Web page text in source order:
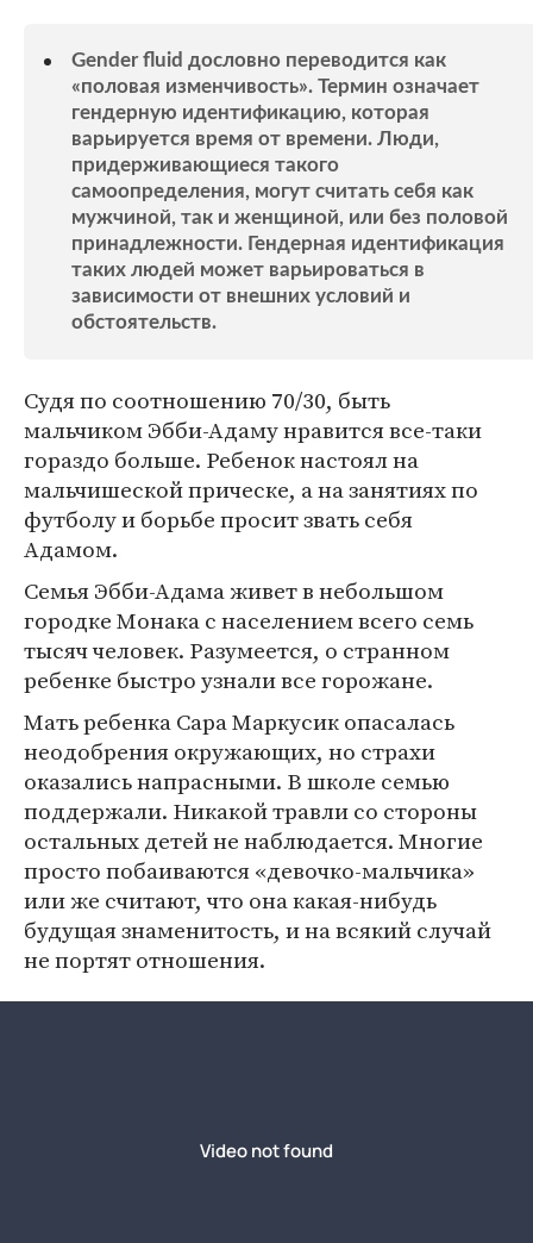
Gender fluid дословно переводится как
«половая изменчивость». Термин означает
гендерную идентификацию, которая
варьируется время от времени. Люди,
придерживающиеся такого
самоопределения, могут считать себя как
мужчиной, так и женщиной, или без половой
принадлежности. Гендерная идентификация
таких людей может варьироваться в
зависимости от внешних условий и
обстоятельств.
Судя по соотношению 70/30, быть
мальчиком Эбби-Адаму нравится все-таки
гораздо больше. Ребенок настоял на
мальчишеской прическе, а на занятиях по
футболу и борьбе просит звать себя
Адамом.
Семья Эбби-Адама живет в небольшом
городке Монака с населением всего семь
тысяч человек. Разумеется, о странном
ребенке быстро узнали все горожане.
Мать ребенка Сара Маркусик опасалась
неодобрения окружающих, но страхи
оказались напрасными. В школе семью
поддержали. Никакой травли со стороны
остальных детей не наблюдается. Многие
просто побаиваются «девочко-мальчика»
или же считают, что она какая-нибудь
будущая знаменитость, и на всякий случай
не портят отношения.